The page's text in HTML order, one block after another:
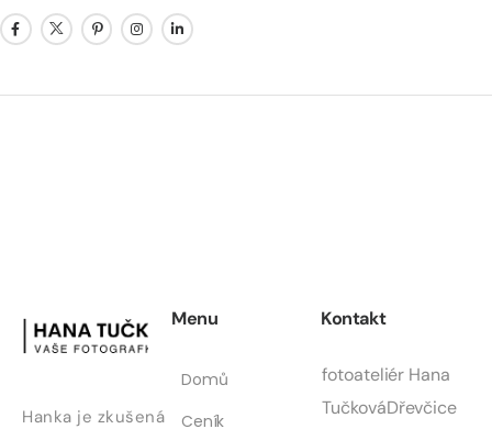
Hanka je zkušená
Menu
Domů
Ceník
Kontakt
fotoateliér Hana
TučkováDřevčice